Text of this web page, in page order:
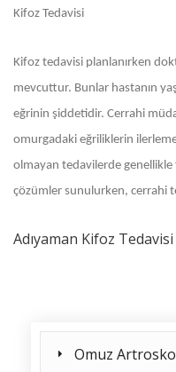
Kifoz Tedavisi
Kifoz tedavisi planlanırken
mevcuttur. Bunlar hastanın
eğrinin şiddetidir. Cerrahi
omurgadaki eğriliklerin
olmayan tedavilerde
çözümler sunulurken, cerrahi
Adıyaman Kifoz Tedavisi
Omuz